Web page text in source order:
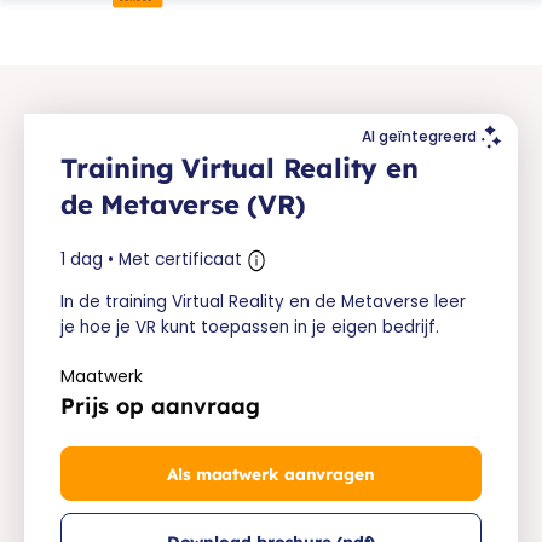
AI geïntegreerd
Training Virtual Reality en
de Metaverse (VR)
1 dag • Met certificaat
In de training Virtual Reality en de Metaverse leer
je hoe je VR kunt toepassen in je eigen bedrijf.
Maatwerk
Prijs op aanvraag
Als maatwerk aanvragen